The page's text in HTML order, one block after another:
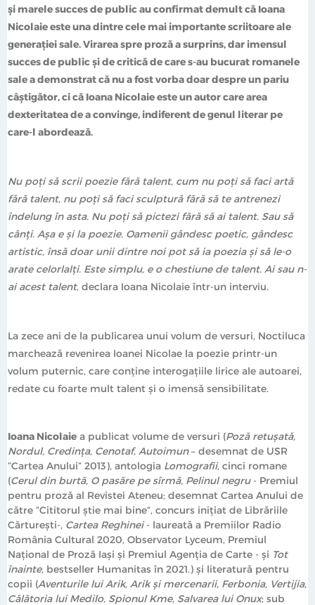
numeroase reviste și antologii străine. Invitată pentru
lecturi și conferințe la numeroase festivaluri naționale și
internaționale de literatură. Este membră a Uniunii
Scriitorilor din România și a PEN România. Cea mai
nouă carte publicată este ”Miezul inimii”, Humanitas
2022.
și marele succes de public au confirmat demult că Ioana
Nicolaie este una dintre cele mai importante scriitoare ale
generației sale. Virarea spre proză a surprins, dar imensul
succes de public și de critică de care s-au bucurat romanele
sale a demonstrat că nu a fost vorba doar despre un pariu
câștigător, ci că Ioana Nicolaie este un autor care area
dexteritatea de a convinge, indiferent de genul literar pe
care-l abordează.
Nu poți să scrii poezie fără talent, cum nu poți să faci artă
fără talent, nu poți să faci sculptură fără să te antrenezi
îndelung în asta. Nu poți să pictezi fără să ai talent. Sau să
cânți. Așa e și la poezie. Oamenii gândesc poetic, gândesc
artistic, însă doar unii dintre noi pot să ia poezia și să le-o
arate celorlalți. Este simplu, e o chestiune de talent. Ai sau n-
ai acest talent, declara Ioana Nicolaie într-un interviu.
La zece ani de la publicarea unui volum de versuri, Noctiluca
marchează revenirea Ioanei Nicolae la poezie printr-un
volum puternic, care conține interogațiile lirice ale autoarei,
redate cu foarte mult talent și o imensă sensibilitate.
Ioana Nicolaie a publicat volume de versuri (Poză retuşată,
Nordul, Credinţa, Cenotaf, Autoimun– desemnat de USR
”Cartea Anului” 2013), antologia Lomografii, cinci romane
(Cerul din burtă, O pasăre pe sîrmă, Pelinul negru- Premiul
pentru proză al Revistei Ateneu; desemnat Cartea Anului de
către ”Cititorul știe mai bine”, concurs inițiat de Librăriile
Cărturești-, Cartea Reghinei- laureată a Premiilor Radio
România Cultural 2020, Observator Lyceum, Premiul
Național de Proză Iași și Premiul Agenția de Carte - și Tot
înainte, bestseller Humanitas în 2021.) și literatură pentru
copii (Aventurile lui Arik, Arik și mercenarii, Ferbonia, Vertijia,
Călătoria lui Medilo, Spionul Kme, Salvarea lui Onux; sub